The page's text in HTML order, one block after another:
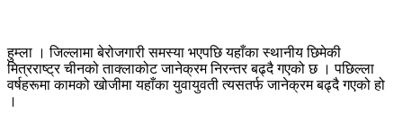
हुम्ला । जिल्लामा बेरोजगारी समस्या भएपछि यहाँका स्थानीय छिमेकी
मित्रराष्ट्र चीनको ताक्लाकोट जानेक्रम निरन्तर बढ्दै गएको छ । पछिल्ला
वर्षहरूमा कामको खोजीमा यहाँका युवायुवती त्यसतर्फ जानेक्रम बढ्दै गएको हो
।